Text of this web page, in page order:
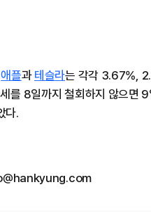
애플과 테슬라는 각각 3.67%,
를 8일까지 철회하지 않으면
다.